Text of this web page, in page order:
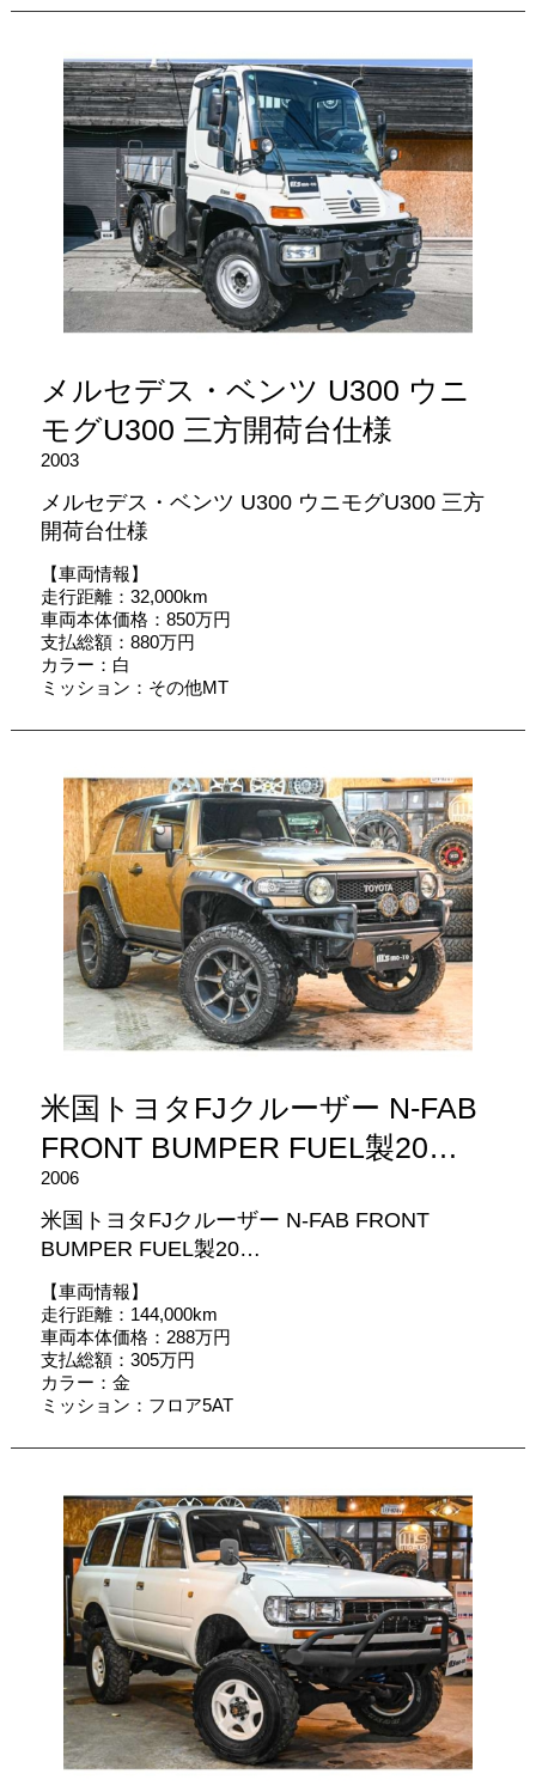
メルセデス・ベンツ U300 ウニ
モグU300 三方開荷台仕様
2003
メルセデス・ベンツ U300 ウニモグU300 三方
開荷台仕様
【車両情報】
走行距離：32,000km
車両本体価格：850万円
支払総額：880万円
カラー：白
ミッション：その他MT
米国トヨタFJクルーザー N-FAB
FRONT BUMPER FUEL製20…
2006
米国トヨタFJクルーザー N-FAB FRONT
BUMPER FUEL製20…
【車両情報】
走行距離：144,000km
車両本体価格：288万円
支払総額：305万円
カラー：金
ミッション：フロア5AT